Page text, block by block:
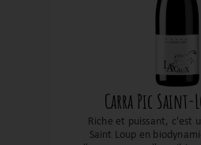
Carra Pic Saint-
Riche et puissant, c'est
Saint Loup en